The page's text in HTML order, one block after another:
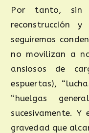
Por tanto, sin
reconstrucción
seguiremos
no movilizan a
ansiosos de
espuertas),
“huelgas
sucesivamente. Y
gravedad que